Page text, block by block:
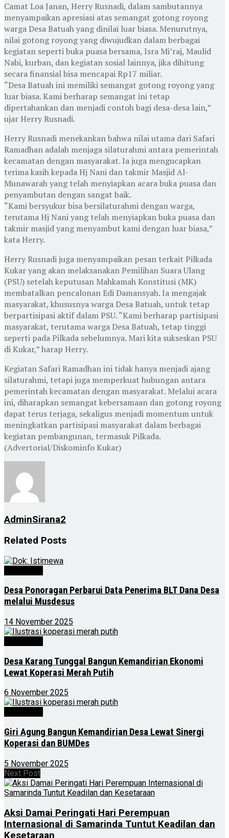
Camat Loa Janan, Herry Rusnadi, dalam sambutannya
menyampaikan apresiasi atas semangat gotong royong
warga Desa Batuah yang dinilai luar biasa. Menurutnya,
nilai gotong royong yang diwujudkan dalam berbagai
kegiatan seperti buka puasa bersama, Isra Mi’raj, Maulid
Nabi, kurban, dan kegiatan sosial lainnya, jika dihitung
secara finansial bisa mencapai Rp17 miliar.
“Desa Batuah ini memiliki semangat gotong royong yang
luar biasa. Kami berharap semangat ini tetap
dipertahankan dan menjadi contoh bagi desa-desa lain,”
ujar Herry Rusnadi.
Herry Rusnadi menekankan bahwa nilai utama dari Safari
Ramadhan adalah menjaga silaturahmi antara pemerintah
kecamatan dengan masyarakat. Ia juga mengucapkan
terima kasih kepada Hj Nani dan takmir Masjid Al-
Munawarah yang telah menyiapkan acara buka puasa dan
penyambutan dengan sangat baik.
“Kami bersyukur bisa bersilaturahmi dengan warga,
terutama Hj Nani yang telah menyiapkan buka puasa dan
takmir masjid yang menyambut kami dengan luar biasa,”
kata Herry.
Herry Rusnadi juga menyampaikan pesan terkait Pilkada
Kukar yang akan melaksanakan Pemilihan Suara Ulang
(PSU) setelah keputusan Mahkamah Konstitusi (MK)
membatalkan pencalonan Edi Damansyah. Ia mengajak
masyarakat, khususnya warga Desa Batuah, untuk tetap
berpartisipasi aktif dalam PSU. “Kami berharap partisipasi
masyarakat, terutama warga Desa Batuah, tetap tinggi
seperti pada Pilkada sebelumnya. Mari kita sukseskan PSU
di Kukar,” harap Herry.
Kegiatan Safari Ramadhan ini tidak hanya menjadi ajang
silaturahmi, tetapi juga memperkuat hubungan antara
pemerintah kecamatan dengan masyarakat. Melalui acara
ini, diharapkan semangat kebersamaan dan gotong royong
dapat terus terjaga, sekaligus menjadi momentum untuk
meningkatkan partisipasi masyarakat dalam berbagai
kegiatan pembangunan, termasuk Pilkada.
(Advertorial/Diskominfo Kukar)
AdminSirana2
Related Posts
Desa Ponoragan Perbarui Data Penerima BLT Dana Desa
melalui Musdesus
14 November 2025
Desa Karang Tunggal Bangun Kemandirian Ekonomi
Lewat Koperasi Merah Putih
6 November 2025
Giri Agung Bangun Kemandirian Desa Lewat Sinergi
Koperasi dan BUMDes
5 November 2025
Next Post
Aksi Damai Peringati Hari Perempuan
Internasional di Samarinda Tuntut Keadilan dan
Kesetaraan